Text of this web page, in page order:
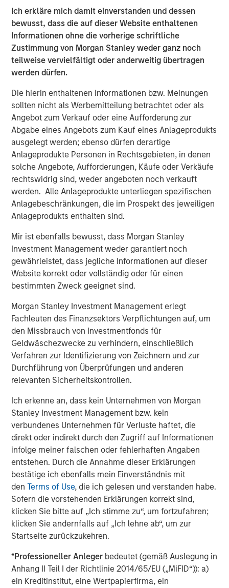
Ich erkläre mich damit einverstanden und dessen
bewusst, dass die auf dieser Website enthaltenen
Informationen ohne die vorherige schriftliche
Zustimmung von Morgan Stanley weder ganz noch
teilweise vervielfältigt oder anderweitig übertragen
werden dürfen.
Die hierin enthaltenen Informationen bzw. Meinungen
sollten nicht als Werbemitteilung betrachtet oder als
Angebot zum Verkauf oder eine Aufforderung zur
Abgabe eines Angebots zum Kauf eines Anlageprodukts
ausgelegt werden; ebenso dürfen derartige
Anlageprodukte Personen in Rechtsgebieten, in denen
solche Angebote, Aufforderungen, Käufe oder Verkäufe
rechtswidrig sind, weder angeboten noch verkauft
werden. Alle Anlageprodukte unterliegen spezifischen
Anlagebeschränkungen, die im Prospekt des jeweiligen
Anlageprodukts enthalten sind.
Mir ist ebenfalls bewusst, dass Morgan Stanley
Investment Management weder garantiert noch
gewährleistet, dass jegliche Informationen auf dieser
Website korrekt oder vollständig oder für einen
bestimmten Zweck geeignet sind.
Morgan Stanley Investment Management erlegt
Fachleuten des Finanzsektors Verpflichtungen auf, um
den Missbrauch von Investmentfonds für
Geldwäschezwecke zu verhindern, einschließlich
Verfahren zur Identifizierung von Zeichnern und zur
Durchführung von Überprüfungen und anderen
relevanten Sicherheitskontrollen.
Ich erkenne an, dass kein Unternehmen von Morgan
Stanley Investment Management bzw. kein
verbundenes Unternehmen für Verluste haftet, die
direkt oder indirekt durch den Zugriff auf Informationen
infolge meiner falschen oder fehlerhaften Angaben
entstehen. Durch die Annahme dieser Erklärungen
bestätige ich ebenfalls mein Einverständnis mit
denTerms of Use, die ich gelesen und verstanden habe.
Sofern die vorstehenden Erklärungen korrekt sind,
klicken Sie bitte auf „Ich stimme zu“, um fortzufahren;
klicken Sie andernfalls auf „Ich lehne ab“, um zur
Startseite zurückzukehren.
*Professioneller Anleger bedeutet (gemäß Auslegung in
Anhang II Teil I der Richtlinie 2014/65/EU („MiFID“)): a)
ein Kreditinstitut, eine Wertpapierfirma, ein
Morgan Stanley Real Estate Investing
Morgan Stanley Real Estate Investing (MSREI) manages
global value-add / opportunistic and regional core / core-
plus real estate investment strategies. The team's
experience encompasses a broad array of asset classes,
phases of the real estate cycle.
Ähnliche Einblicke
AUDIO
Building Durable Real Estate Portfolios at
Morgan Stanley with Lauren Hochfelder
VIDEO
Lauren Hochfelder on The Alts Report
ALTS IN FOCUS
Real Estate Outlook with Lauren Hochfelder
The Author
Lauren Hochfelder
Managing Director
Vorgestellte Einblicke